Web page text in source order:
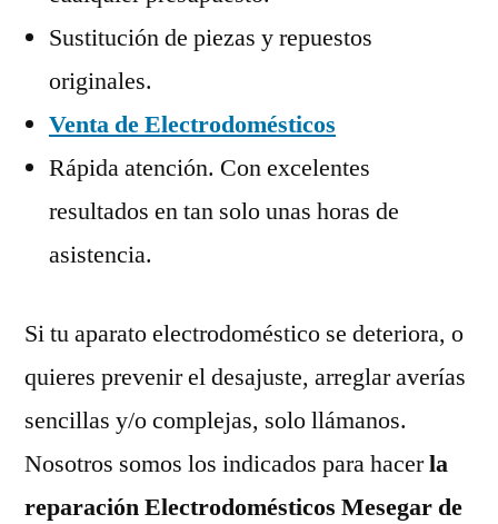
Sustitución de piezas y repuestos
originales.
Venta de Electrodomésticos
Rápida atención. Con excelentes
resultados en tan solo unas horas de
asistencia.
Si tu aparato electrodoméstico se deteriora, o
quieres prevenir el desajuste, arreglar averías
sencillas y/o complejas, solo llámanos.
Nosotros somos los indicados para hacerla
reparación Electrodomésticos Mesegar de